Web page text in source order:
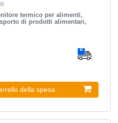
termico per alimenti,
di prodotti alimentari,
della spesa